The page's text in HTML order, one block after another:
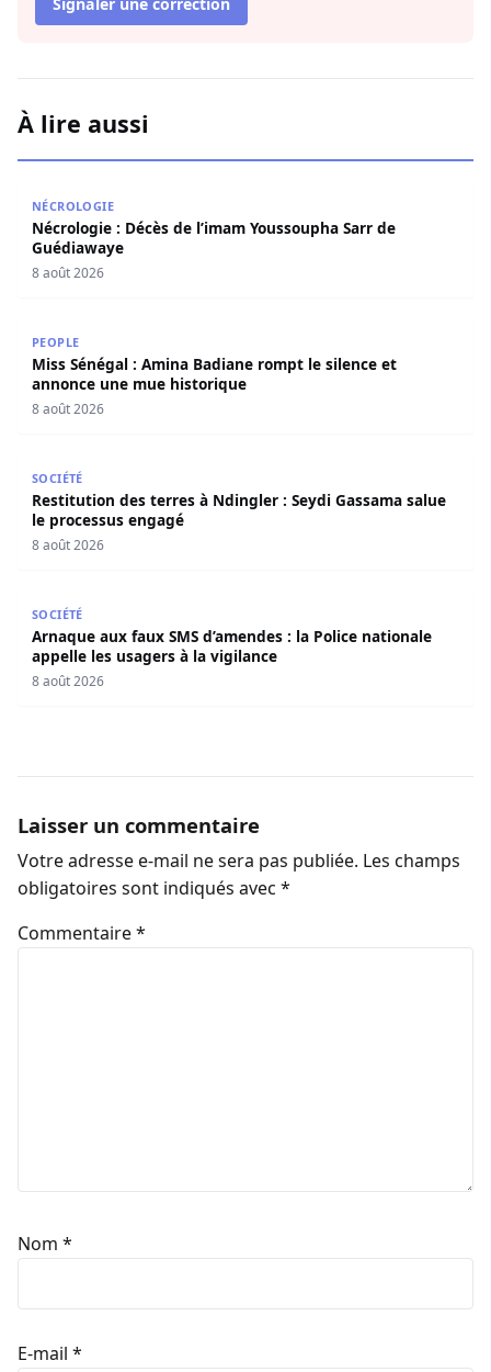
À lire aussi
NÉCROLOGIE
Nécrologie : Décès de l’imam Youssoupha Sarr de
Guédiawaye
8 août 2026
PEOPLE
Miss Sénégal : Amina Badiane rompt le silence et
annonce une mue historique
8 août 2026
SOCIÉTÉ
Restitution des terres à Ndingler : Seydi Gassama salue
le processus engagé
8 août 2026
SOCIÉTÉ
Arnaque aux faux SMS d’amendes : la Police nationale
appelle les usagers à la vigilance
8 août 2026
Laisser un commentaire
Votre adresse e-mail ne sera pas publiée. Les champs
obligatoires sont indiqués avec *
Commentaire*
Nom *
E-mail *